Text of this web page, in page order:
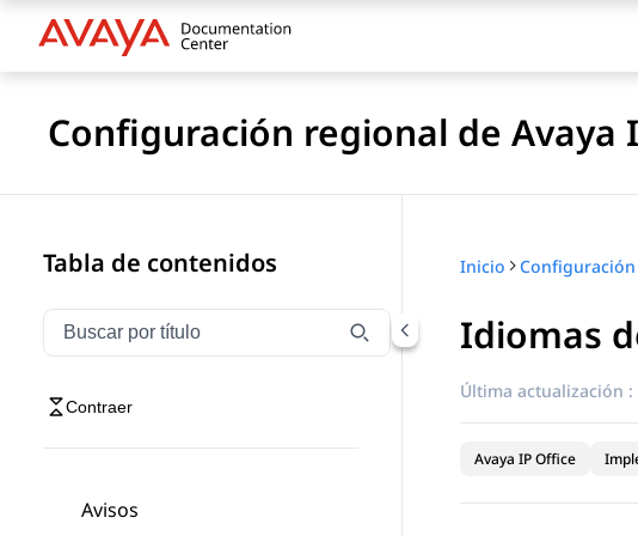
Configuración regional de Avaya
Tabla de contenidos
Filtrar navegación por título
Escriba para filtrar los elementos de navegación por título
Contraer
Avisos
Inicio
Idiomas
Última actualización :
Avaya IP Office